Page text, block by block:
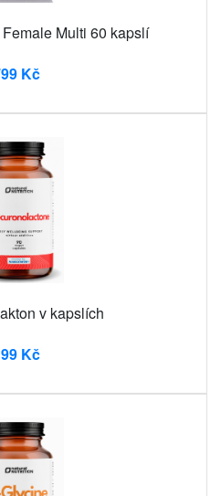
Multi 60 kapslí
Kč
v kapslích
Kč